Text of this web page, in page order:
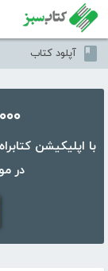
آپلود کتاب
۵۰،۰۰۰
در